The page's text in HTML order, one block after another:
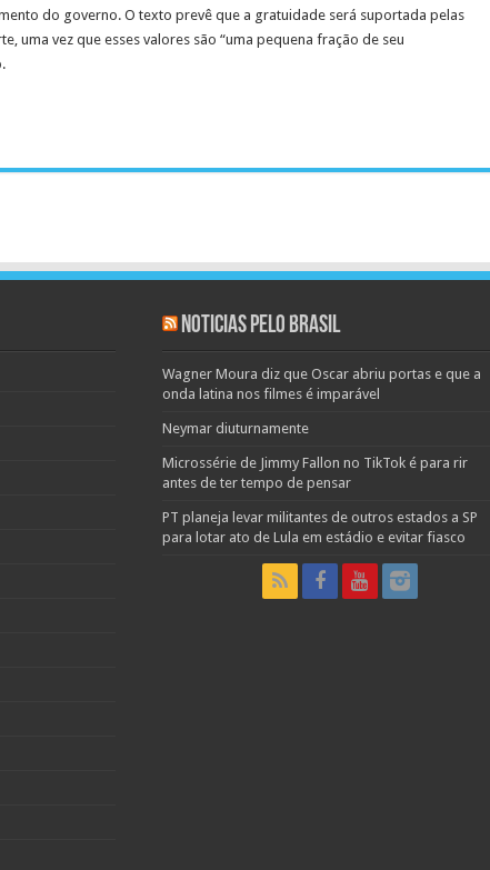
do governo. O texto prevê que a gratuidade será suportada pelas
uma vez que esses valores são “uma pequena fração de seu
Noticias pelo Brasil
Wagner Moura diz que Oscar abriu portas e que a
onda latina nos filmes é imparável
Neymar diuturnamente
Microssérie de Jimmy Fallon no TikTok é para rir
antes de ter tempo de pensar
PT planeja levar militantes de outros estados a SP
para lotar ato de Lula em estádio e evitar fiasco